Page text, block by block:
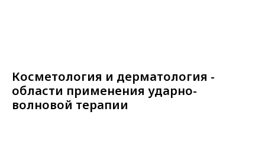
Косметология и дерматология -
области применения ударно-
волновой терапии